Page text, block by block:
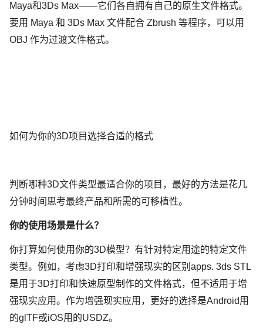
Maya和3Ds Max——它们各自拥有自己的原生文件格式。
要用 Maya 和 3Ds Max 文件配合 Zbrush 等程序，可以用
OBJ 作为过渡文件格式。
如何为你的3D项目选择合适的格式
判断哪种3D文件类型最适合你的项目，最好的方法是花几
分钟时间思考最终产品和所需的可移植性。
你的使用场景是什么？
你打算如何使用你的3D模型？有针对特定用途的特定文件
类型。例如，考虑3D打印和增强现实的区别apps. 3ds STL
是用于3D打印和快速原型制作的文件格式，但不适用于增
强现实应用。作为增强现实应用，更好的选择是Android用
的glTF或iOS用的USDZ。